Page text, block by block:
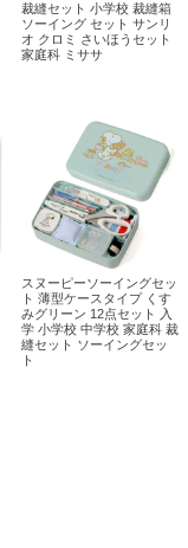
裁縫セット 小学校 裁縫箱
ソーイング セット サンリ
オ クロミ さいほうセット
家庭科 ミササ
スヌーピーソーイングセッ
ト 薄型ケースタイプ くす
みグリーン 12点セット 入
学 小学校 中学校 家庭科 裁
縫セット ソーイングセッ
ト